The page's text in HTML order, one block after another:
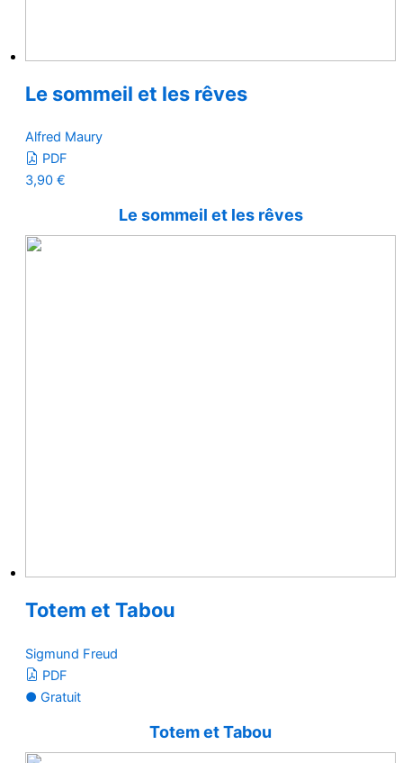
Le sommeil et les rêves
Alfred Maury
PDF
3,90 €
Le sommeil et les rêves
Totem et Tabou
Sigmund Freud
PDF
● Gratuit
Totem et Tabou